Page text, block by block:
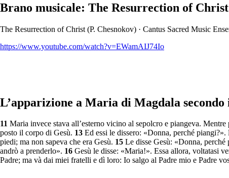
Brano musicale: The Resurrection of
The Resurrection of Christ (P. Chesnokov) · Cantus Sacred Music
https://www.youtube.com/watch?v=EWamAIJ74Io
L’apparizione a Maria di Magdala
11 Maria invece stava all’esterno vicino al sepolcro e piangeva.
posto il corpo di Gesù. 13 Ed essi le dissero: «Donna, perché
piedi; ma non sapeva che era Gesù. 15 Le disse Gesù: «Donna,
andrò a prenderlo». 16 Gesù le disse: «Maria!». Essa allora, voltatasi
Padre; ma và dai miei fratelli e dì loro: Io salgo al Padre mio e Padre